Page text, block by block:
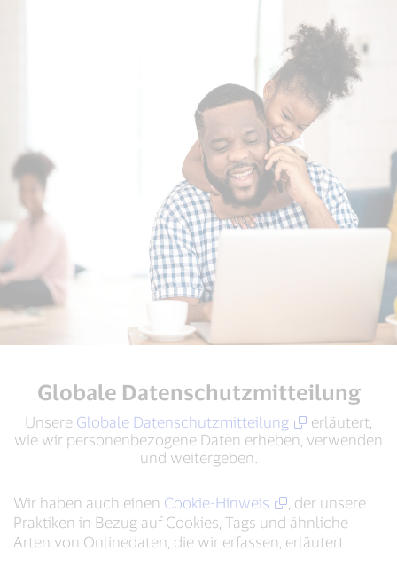
Globale Datenschutzmitteilung
Unsere Globale Datenschutzmitteilung
erläutert,
wie wir personenbezogene Daten erheben, verwenden
und weitergeben.
Wir haben auch einen Cookie-Hinweis
, der unsere
Praktiken in Bezug auf Cookies, Tags und ähnliche
Arten von Onlinedaten, die wir erfassen, erläutert.